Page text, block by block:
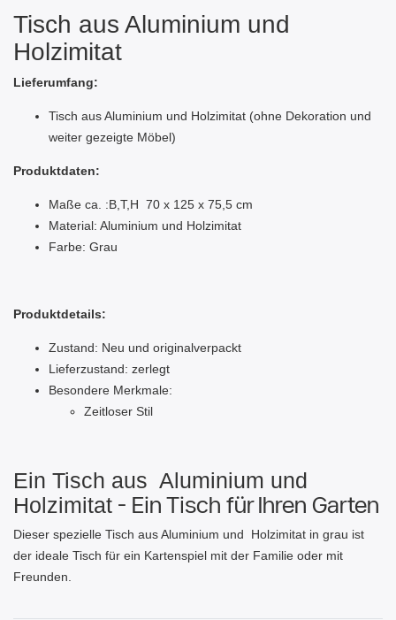
Tisch aus Aluminium und
Holzimitat
Lieferumfang:
Tisch aus Aluminium und Holzimitat (ohne Dekoration und
weiter gezeigte Möbel)
Produktdaten:
Maße ca. :B,T,H 70 x 125 x 75,5 cm
Material: Aluminium und Holzimitat
Farbe: Grau
Produktdetails:
Zustand: Neu und originalverpackt
Lieferzustand: zerlegt
Besondere Merkmale:
Zeitloser Stil
Ein Tisch aus Aluminium und
Holzimitat - Ein Tisch für Ihren Garten
Dieser spezielle Tisch aus Aluminium und Holzimitat in grau ist
der ideale Tisch für ein Kartenspiel mit der Familie oder mit
Freunden.